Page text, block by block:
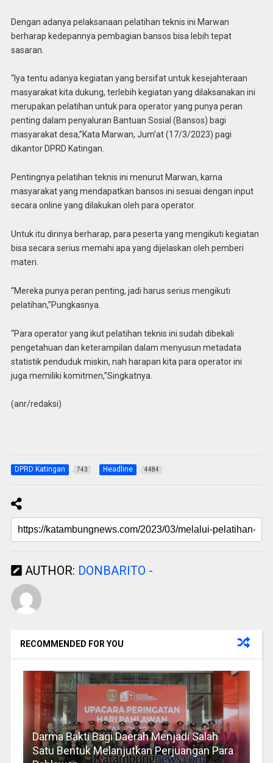
Dengan adanya pelaksanaan pelatihan teknis ini Marwan
berharap kedepannya pembagian bansos bisa lebih tepat
sasaran.
“Iya tentu adanya kegiatan yang bersifat untuk kesejahteraan
masyarakat kita dukung, terlebih kegiatan yang dilaksanakan ini
merupakan pelatihan untuk para operator yang punya peran
penting dalam penyaluran Bantuan Sosial (Bansos) bagi
masyarakat desa,”Kata Marwan, Jum’at (17/3/2023) pagi
dikantor DPRD Katingan.
Pentingnya pelatihan teknis ini menurut Marwan, karna
masyarakat yang mendapatkan bansos ini sesuai dengan input
secara online yang dilakukan oleh para operator.
Untuk itu dirinya berharap, para peserta yang mengikuti kegiatan
bisa secara serius memahi apa yang dijelaskan oleh pemberi
materi.
“Mereka punya peran penting, jadi harus serius mengikuti
pelatihan,”Pungkasnya.
“Para operator yang ikut pelatihan teknis ini sudah dibekali
pengetahuan dan keterampilan dalam menyusun metadata
statistik penduduk miskin, nah harapan kita para operator ini
juga memiliki komitmen,”Singkatnya.
(anr/redaksi)
DPRD Katingan 743 Headline 4484
AUTHOR: DONBARITO -
RECOMMENDED FOR YOU
Darma Bakti Bagi Daerah Menjadi Salah
Satu Bentuk Melanjutkan Perjuangan Para